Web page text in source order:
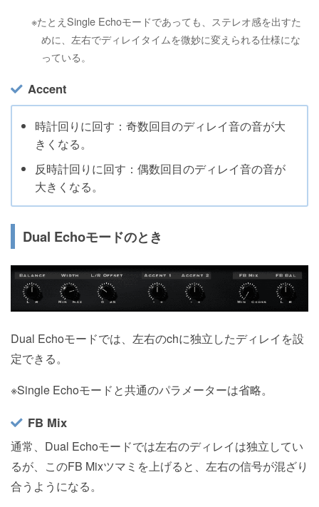
※たとえSingle Echoモードであっても、ステレオ感を出すた
めに、左右でディレイタイムを微妙に変えられる仕様にな
っている。
Accent
時計回りに回す：奇数回目のディレイ音の音が大
きくなる。
反時計回りに回す：偶数回目のディレイ音の音が
大きくなる。
Dual Echoモードのとき
Dual Echoモードでは、左右のchに独立したディレイを設
定できる。
※Single Echoモードと共通のパラメーターは省略。
FB Mix
通常、Dual Echoモードでは左右のディレイは独立してい
るが、このFB Mixツマミを上げると、左右の信号が混ざり
合うようになる。